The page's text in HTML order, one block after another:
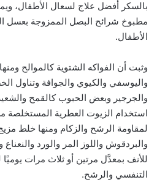
بالسكر أفضل علاج لسعال الأطفال،
مطبوخ شرائح البصل الممزوجة بعسل
الأطفال.
وثبت أن الفواكه الشتوية كالموالح
واليوسفي والكيوي والجوافة وتناول
والجرجير وبعض الحبوب كالقمح والشعير
استخدام الزيوت العطرية المستخلصة
لمقاومة الرشح والزكام ومنها خلط
والبردقوش واللوز المر والورد
للأنف بمعدَّل مرتين أو ثلاث مرات
التنفسي والرشح.